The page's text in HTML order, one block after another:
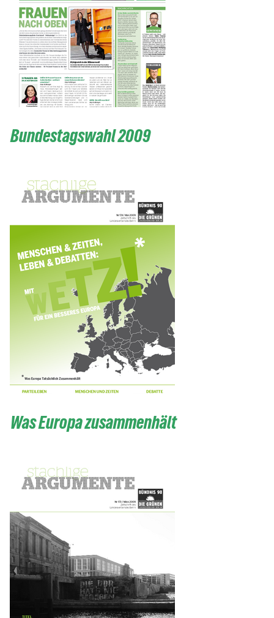
Bundestagswahl 2009
Was Europa zusammenhält